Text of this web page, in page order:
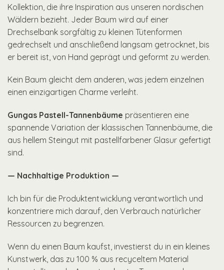
Kollektion, die ihre Inspiration aus unseren nordischen
Wäldern bezieht. Jeder Baum wird auf einer
Drechselbank sorgfältig zu kleinen Tütenformen
gedrechselt und anschließend langsam getrocknet, bis
er bereit ist, von Hand geprägt und geformt zu werden.
Kein Baum gleicht dem anderen, was jedem einzelnen
einen einzigartigen Charme verleiht.
Gungas Pastell-Tannenbäume präsentieren eine
spannende Variation der klassischen Tannenbäume, die
aus hellem Steingut mit pastellfarbener Glasur gefertigt
sind.
— Nachhaltige Produktion —
Ich bin für die Produktentwicklung verantwortlich und
konzentriere mich darauf, den Verbrauch natürlicher
Ressourcen zu begrenzen.
Wenn du einen Baum kaufst, investierst du in ein kleines
Kunstwerk, das zu 100 % aus recyceltem Material